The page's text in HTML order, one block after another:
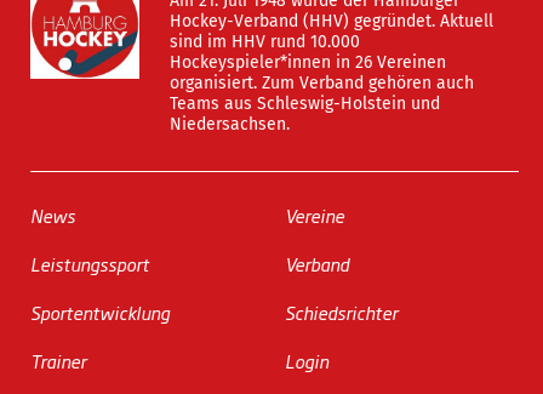
Hockey-Verband (HHV) gegründet. Aktuell
sind im HHV rund 10.000
Hockeyspieler*innen in 26 Vereinen
organisiert. Zum Verband gehören auch
Teams aus Schleswig-Holstein und
Niedersachsen.
News
Leistungssport
Sportentwicklung
Trainer
Vereine
Verband
Schiedsrichter
Login